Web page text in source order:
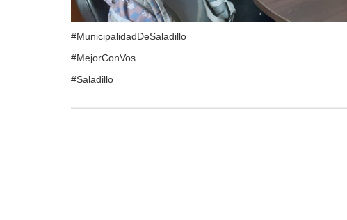
#MunicipalidadDeSaladillo
#MejorConVos
#Saladillo